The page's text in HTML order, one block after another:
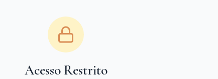
Acesso Restrito